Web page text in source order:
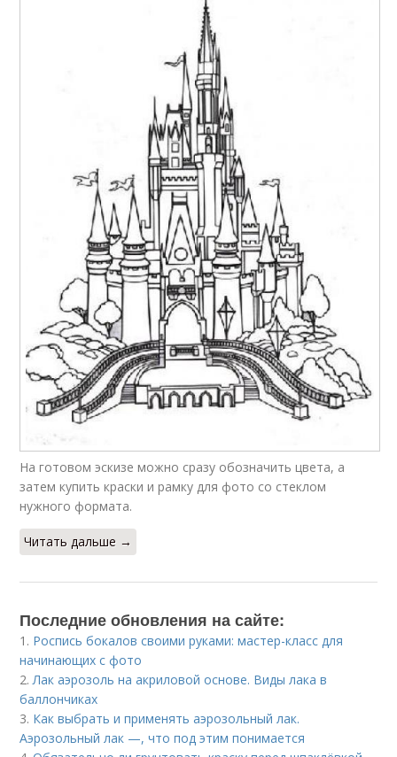
На готовом эскизе можно сразу обозначить цвета, а
затем купить краски и рамку для фото со стеклом
нужного формата.
Читать дальше →
Последние обновления на сайте:
1. Роспись бокалов своими руками: мастер-класс для
начинающих с фото
2.Лак аэрозоль на акриловой основе. Виды лака в
баллончиках
3. Как выбрать и применять аэрозольный лак.
Аэрозольный лак —, что под этим понимается